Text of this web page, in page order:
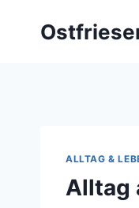
ALLTAG &
Alltag